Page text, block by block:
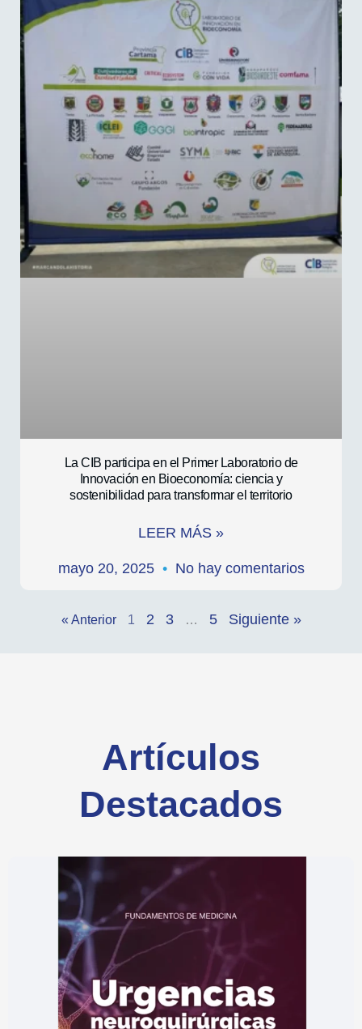
La CIB participa en el Primer Laboratorio de
Innovación en Bioeconomía: ciencia y
sostenibilidad para transformar el territorio
LEER MÁS »
mayo 20, 2025 No hay comentarios
« Anterior 1 2 3 … 5 Siguiente »
Artículos
Destacados